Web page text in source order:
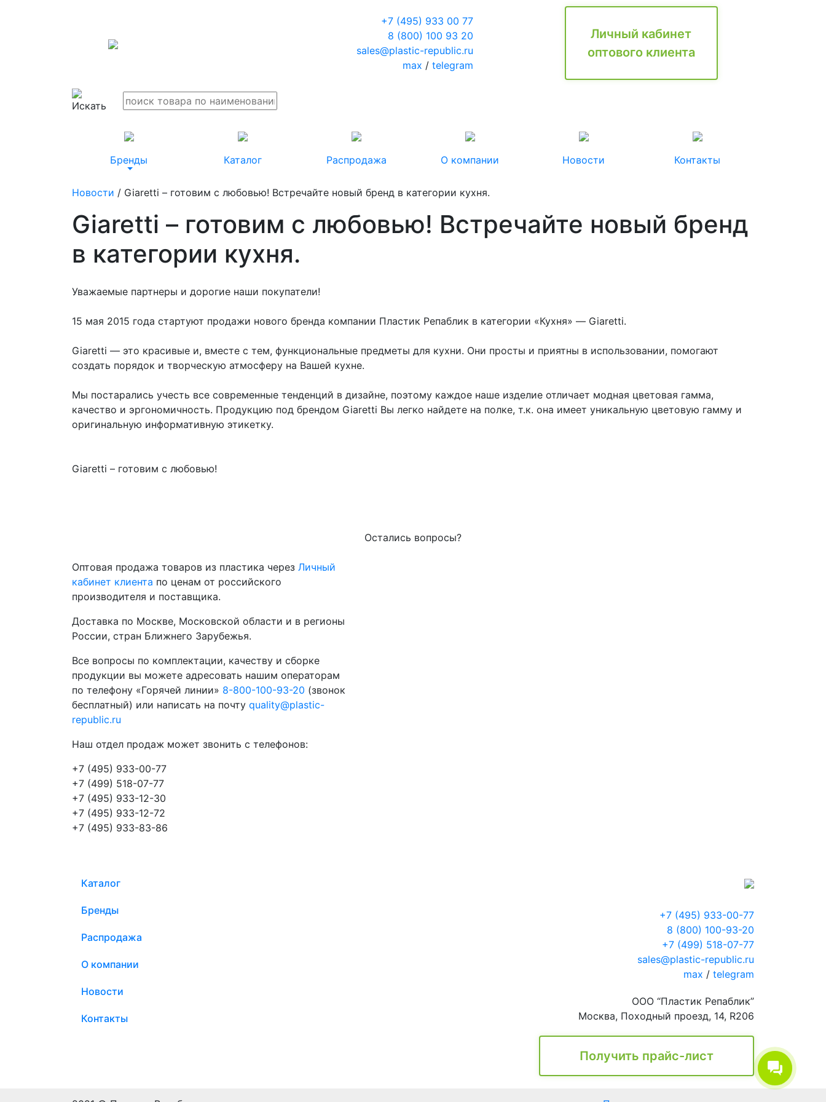
+7 (495) 933 00 77
8 (800) 100 93 20
sales@plastic-republic.ru
max / telegram
Личный кабинет
оптового клиента
Бренды Каталог Распродажа О компании Новости Контакты
Новости / Giaretti – готовим с любовью! Встречайте новый бренд в категории кухня.
Giaretti – готовим с любовью! Встречайте новый бренд
в категории кухня.
Уважаемые партнеры и дорогие наши покупатели!
15 мая 2015 года стартуют продажи нового бренда компании Пластик Репаблик в категории «Кухня» — Giaretti.
Giaretti — это красивые и, вместе с тем, функциональные предметы для кухни. Они просты и приятны в использовании, помогают
создать порядок и творческую атмосферу на Вашей кухне.
Мы постарались учесть все современные тенденций в дизайне, поэтому каждое наше изделие отличает модная цветовая гамма,
качество и эргономичность. Продукцию под брендом Giaretti Вы легко найдете на полке, т.к. она имеет уникальную цветовую гамму и
оригинальную информативную этикетку.
Giaretti – готовим с любовью!
Остались вопросы?
Оптовая продажа товаров из пластика через Личный
кабинет клиента по ценам от российского
производителя и поставщика.
Доставка по Москве, Московской области и в регионы
России, стран Ближнего Зарубежья.
Все вопросы по комплектации, качеству и сборке
продукции вы можете адресовать нашим операторам
по телефону «Горячей линии» 8-800-100-93-20 (звонок
бесплатный) или написать на почту quality@plastic-
republic.ru
Наш отдел продаж может звонить с телефонов:
+7 (495) 933-00-77
+7 (499) 518-07-77
+7 (495) 933-12-30
+7 (495) 933-12-72
+7 (495) 933-83-86
Каталог
Бренды
Распродажа
О компании
Новости
Контакты
+7 (495) 933-00-77
8 (800) 100-93-20
+7 (499) 518-07-77
sales@plastic-republic.ru
max / telegram
ООО “Пластик Репаблик”
Москва, Походный проезд, 14, R206
Получить прайс-лист